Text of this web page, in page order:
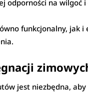
odporności na wilgoć
funkcjonalny, jak
jest niezbędna, aby